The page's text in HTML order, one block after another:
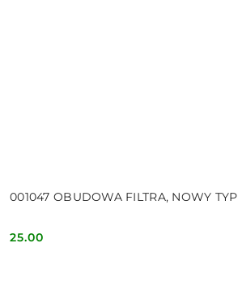
001047 OBUDOWA FILTRA, NOWY TYP
Cena:
25.00